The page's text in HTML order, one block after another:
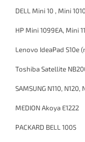
DELL Mini 10 , Mini
HP Mini 1099EA, Mini
Lenovo IdeaPad S10e
Toshiba Satellite
SAMSUNG N110, N120,
MEDION Akoya E1222
PACKARD BELL 1005